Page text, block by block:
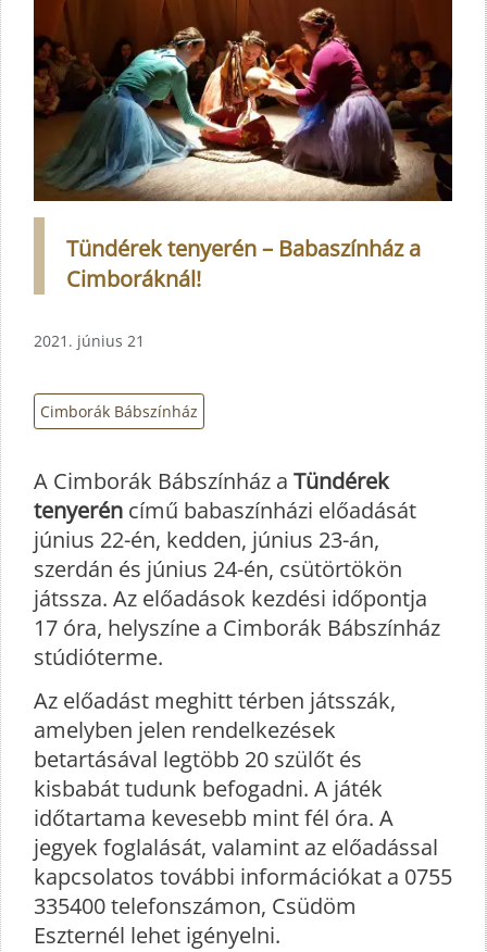
Tündérek tenyerén – Babaszínház a
Cimboráknál!
2021. június 21
Cimborák Bábszínház
A Cimborák Bábszínház a Tündérek
tenyerén című babaszínházi előadását
június 22-én, kedden, június 23-án,
szerdán és június 24-én, csütörtökön
játssza. Az előadások kezdési időpontja
17 óra, helyszíne a Cimborák Bábszínház
stúdióterme.
Az előadást meghitt térben játsszák,
amelyben jelen rendelkezések
betartásával legtöbb 20 szülőt és
kisbabát tudunk befogadni. A játék
időtartama kevesebb mint fél óra. A
jegyek foglalását, valamint az előadással
kapcsolatos további információkat a 0755
335400 telefonszámon, Csüdöm
Eszternél lehet igényelni.